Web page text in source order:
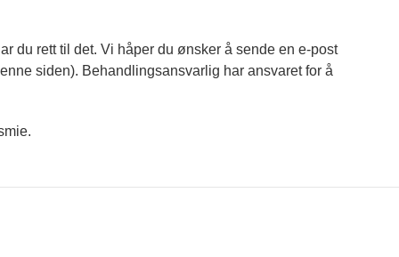
du rett til det. Vi håper du ønsker å sende en e-post
siden). Behandlingsansvarlig har ansvaret for å